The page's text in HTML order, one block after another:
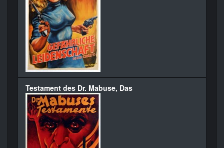
Testament des Dr. Mabuse, Das